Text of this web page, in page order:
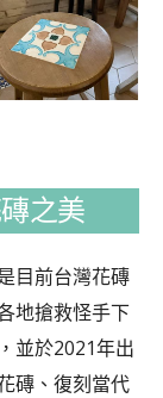
之美
目前台灣花磚
地搶救怪手下
並於2021年出
磚、復刻當代